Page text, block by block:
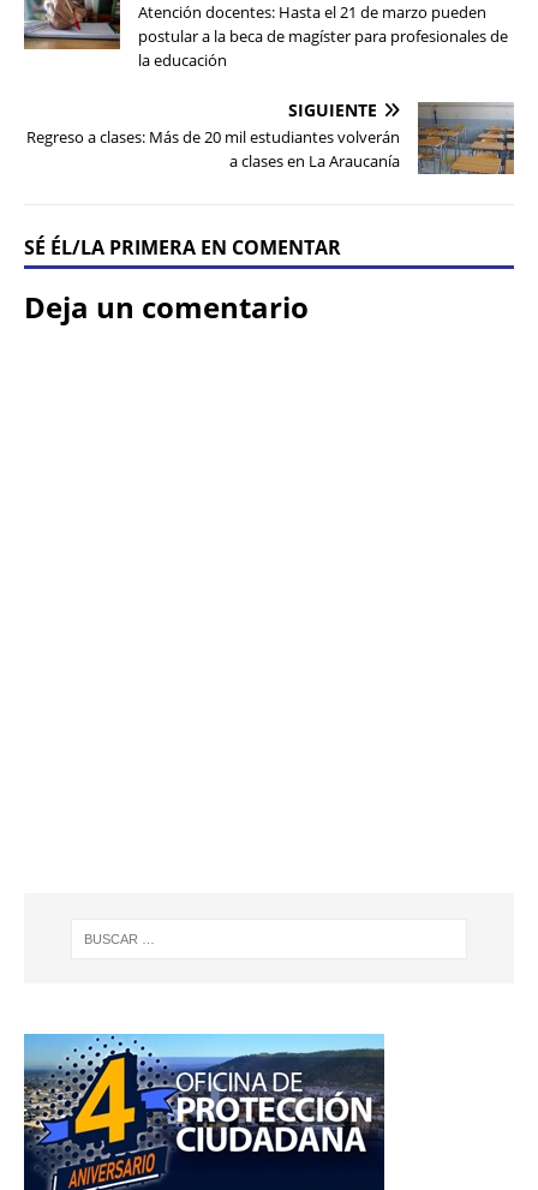
Atención docentes: Hasta el 21 de marzo pueden
postular a la beca de magíster para profesionales de
la educación
SIGUIENTE
Regreso a clases: Más de 20 mil estudiantes volverán
a clases en La Araucanía
SÉ ÉL/LA PRIMERA EN COMENTAR
Deja un comentario